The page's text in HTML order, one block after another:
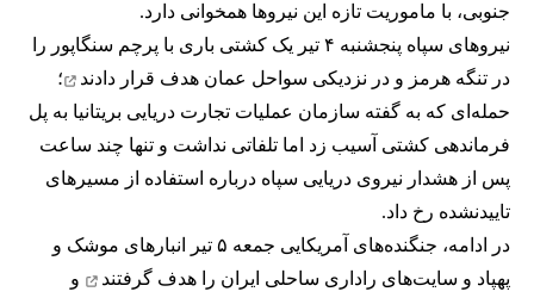
جنوبی، با ماموریت تازه این نیروها همخوانی دارد.
نیروهای سپاه پنجشنبه ۴ تیر یک کشتی باری با پرچم سنگاپور را
در تنگه هرمز و در نزدیکی سواحل عمان هدف قرار دادند
؛
حمله‌ای که به گفته سازمان عملیات تجارت دریایی بریتانیا به پل
فرماندهی کشتی آسیب زد اما تلفاتی نداشت و تنها چند ساعت
پس از هشدار نیروی دریایی سپاه درباره استفاده از مسیرهای
تاییدنشده رخ داد.
در ادامه، جنگنده‌های آمریکایی جمعه ۵ تیر انبارهای موشک و
پهپاد و سایت‌های راداری ساحلی ایران را هدف گرفتند
و